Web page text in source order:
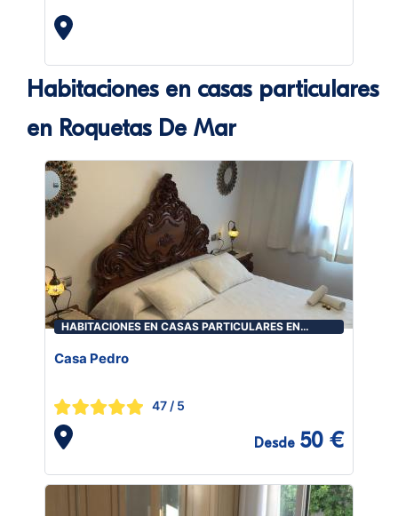
Habitaciones en casas particulares
en Roquetas De Mar
HABITACIONES EN CASAS PARTICULARES EN
Casa Pedro
47 / 5
Desde 50 €